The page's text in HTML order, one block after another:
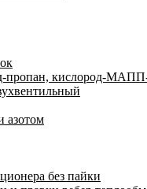
пропан, кислород-
азотом
без пайки